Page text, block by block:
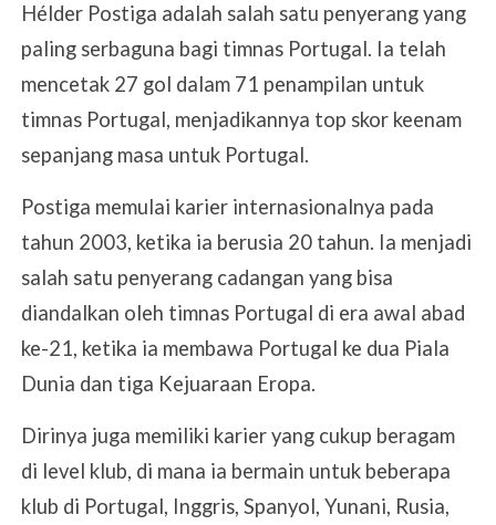
Hélder Postiga adalah salah satu penyerang yang
paling serbaguna bagi timnas Portugal. Ia telah
mencetak 27 gol dalam 71 penampilan untuk
timnas Portugal, menjadikannya top skor keenam
sepanjang masa untuk Portugal.
Postiga memulai karier internasionalnya pada
tahun 2003, ketika ia berusia 20 tahun. Ia menjadi
salah satu penyerang cadangan yang bisa
diandalkan oleh timnas Portugal di era awal abad
ke-21, ketika ia membawa Portugal ke dua Piala
Dunia dan tiga Kejuaraan Eropa.
Dirinya juga memiliki karier yang cukup beragam
di level klub, di mana ia bermain untuk beberapa
klub di Portugal, Inggris, Spanyol, Yunani, Rusia,